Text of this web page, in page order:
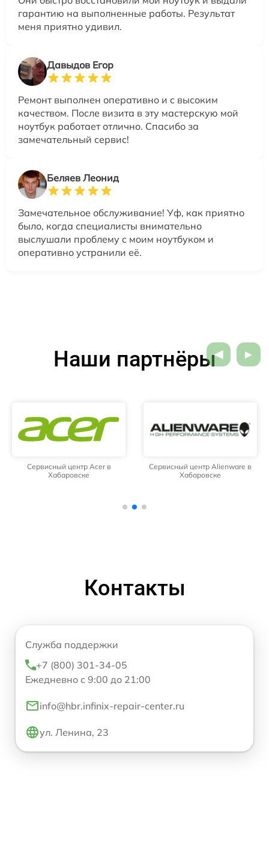
гарантию на выполненные работы. Результат
меня приятно удивил.
Давыдов Егор
Ремонт выполнен оперативно и с высоким
качеством. После визита в эту мастерскую мой
ноутбук работает отлично. Спасибо за
замечательный сервис!
Беляев Леонид
Замечательное обслуживание! Уф, как приятно
было, когда специалисты внимательно
выслушали проблему с моим ноутбуком и
оперативно устранили её.
Наши партнёры
Сервисный центр Acer в
Хабаровске
Сервисный центр Alienware в
Хабаровске
Контакты
Служба поддержки
+7 (800) 301-34-05
Ежедневно с 9:00 до 21:00
info@hbr.infinix-repair-center.ru
ул. Ленина, 23